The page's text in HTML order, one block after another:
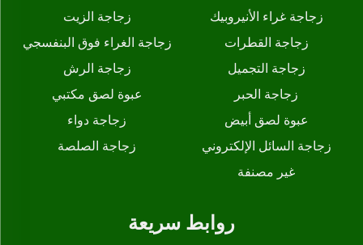
زجاجة غراء الأنيروبيك
زجاجة الزيت
زجاجة القطرات
زجاجة الغراء فوق البنفسجي
زجاجة التجميل
زجاجة الرش
زجاجة الحبر
عبوة لصق مكتبي
عبوة لصق أبيض
زجاجة دواء
زجاجة السائل الإلكتروني
زجاجة الصلصة
غير مصنفة
روابط سريعة